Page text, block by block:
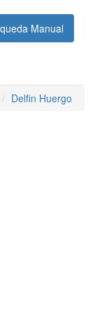
Manual
Delfin Huergo